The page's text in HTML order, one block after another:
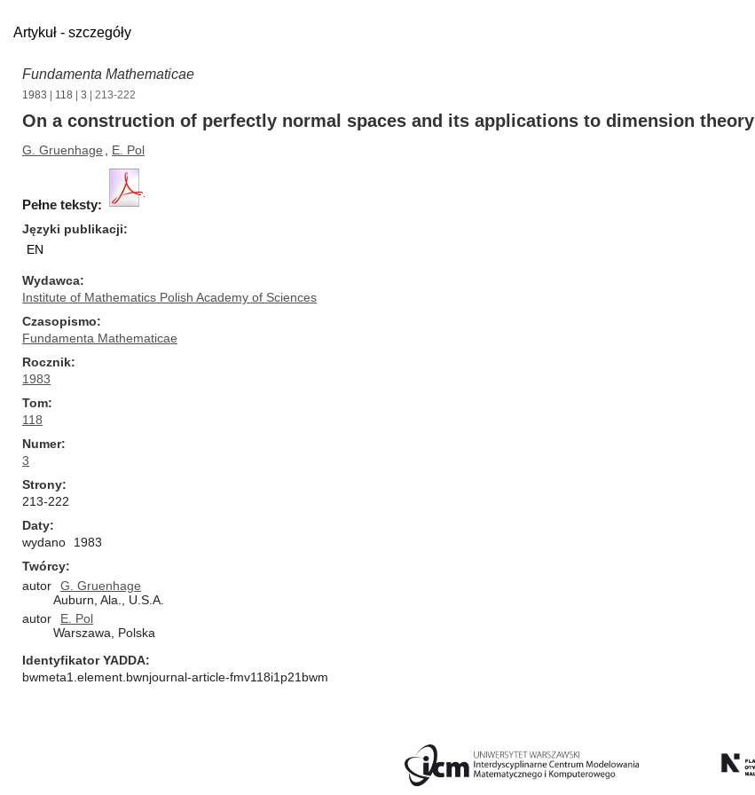
Artykuł - szczegóły
Fundamenta Mathematicae
1983 118 3 | 213-222
On a construction of perfectly normal spaces and its applications to dimension theory
G. Gruenhage E. Pol
Pełne teksty:
Języki publikacji
EN
Wydawca
Institute of Mathematics Polish Academy of Sciences
Czasopismo
Fundamenta Mathematicae
Rocznik
1983
Tom
118
Numer
3
Strony
213-222
Daty
wydano
1983
Twórcy
autor
G. Gruenhage
Auburn, Ala., U.S.A.
autor
E. Pol
Warszawa, Polska
Identyfikator YADDA
bwmeta1.element.bwnjournal-article-fmv118i1p21bwm